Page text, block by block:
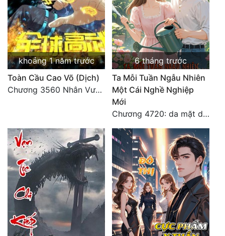
khoảng 1 năm trước
Toàn Cầu Cao Võ (Dịch)
Chương 3560 Nhân Vương trở về - END
6 tháng trước
Ta Mỗi Tuần Ngẫu Nhiên
Một Cái Nghề Nghiệp
Mới
Chương 4720: da mặt dày